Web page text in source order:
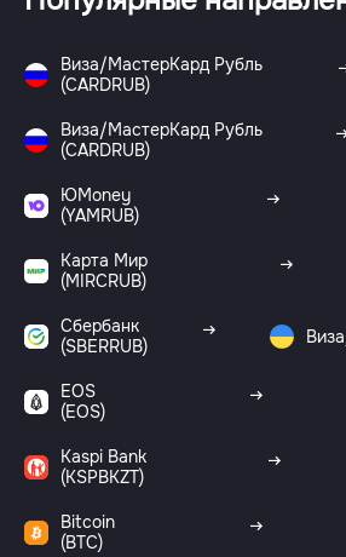
Виза/МастерКард Рубль
(CARDRUB)
Виза/МастерКард Рубль
(CARDRUB)
ЮMoney
(YAMRUB)
Карта Мир
(MIRCRUB)
Сбербанк
(SBERRUB)
EOS
(EOS)
Kaspi Bank
(KSPBKZT)
Bitcoin
(BTC)